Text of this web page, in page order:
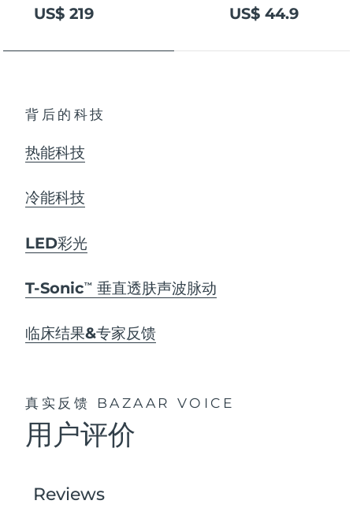
US$ 219 US$ 44.9
背后的科技
热能科技
冷能科技
LED彩光
T-SonicTM 垂直透肤声波脉动
临床结果&专家反馈
真实反馈 BAZAAR VOICE
用户评价